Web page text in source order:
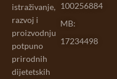
istraživanje,
razvoj i
proizvodnju
potpuno
prirodnih
dijetetskih
100256884
MB:
17234498